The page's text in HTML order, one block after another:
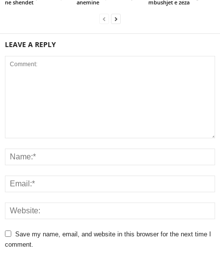
ne shendet
anemine
mbushjet e zeza
LEAVE A REPLY
Save my name, email, and website in this browser for the next time I
comment.